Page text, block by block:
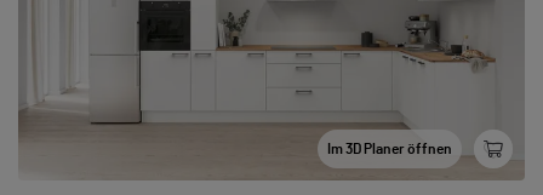
Im 3D Planer öffnen